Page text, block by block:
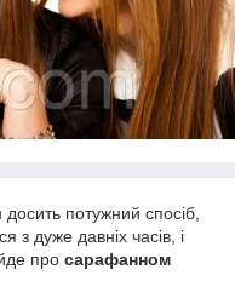
потужний спосіб,
з дуже давніх часів, і
про сарафанном